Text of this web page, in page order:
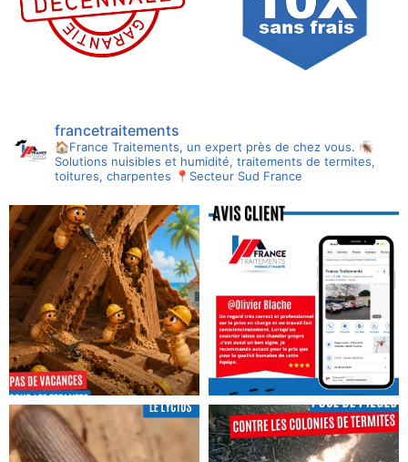
francetraitements
🏠France Traitements, un expert près de chez vous. 🪳
Solutions nuisibles et humidité, traitements de termites,
toitures, charpentes 📍Secteur Sud France